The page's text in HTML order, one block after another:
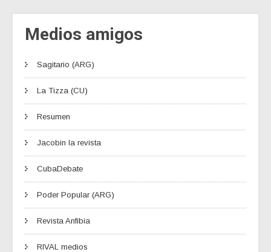
Medios amigos
Sagitario (ARG)
La Tizza (CU)
Resumen
Jacobin la revista
CubaDebate
Poder Popular (ARG)
Revista Anfibia
RIVAL medios